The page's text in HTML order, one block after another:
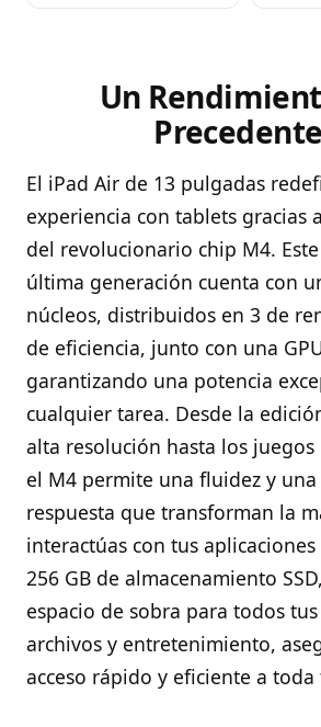
Un
El iPad Air de 13 pulgadas
experiencia con tablets gracias
del revolucionario chip M4.
última generación cuenta con
núcleos, distribuidos en 3 de
de eficiencia, junto con una
garantizando una potencia
cualquier tarea. Desde la
alta resolución hasta los juegos
el M4 permite una fluidez y una
respuesta que transforman la
interactúas con tus
256 GB de almacenamiento
espacio de sobra para todos
archivos y entretenimiento,
acceso rápido y eficiente a